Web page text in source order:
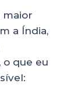
maior
a Índia,
que eu